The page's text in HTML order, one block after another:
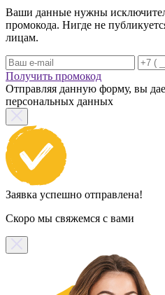
Ваши данные нужны
промокода. Нигде не
лицам.
Получить промокод
Отправляя данную форму, вы
персональных данных
Заявка успешно отправлена!
Скоро мы свяжемся с вами